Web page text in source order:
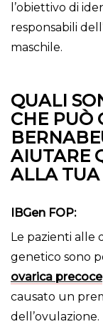
l’obiettivo di
responsabili
maschile.
QUALI
CHE PUÒ
AIUTARE
ALLA TUA
IBGen FOP:
Le pazienti alle
genetico sono
ovarica precoce
causato un